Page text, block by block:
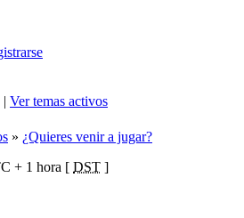
| Ver temas activos
» ¿Quieres venir a jugar?
+ 1 hora [ DST ]